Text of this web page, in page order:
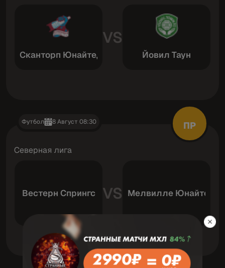
Сканторп Юнайтед
VS
Йовил Таун
Футбол 8 Август 08:30 ПР
Северная лига
Вестерн Спрингс VS Мелвилле Юнайтед